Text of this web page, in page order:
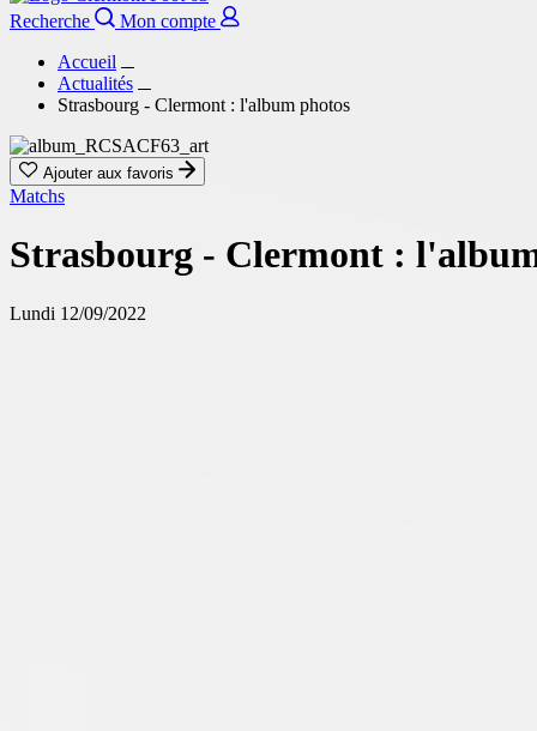
Recherche
Mon compte
Accueil
Actualités
Strasbourg - Clermont : l'album photos
Ajouter aux favoris
Matchs
Strasbourg - Clermont :
Lundi 12/09/2022